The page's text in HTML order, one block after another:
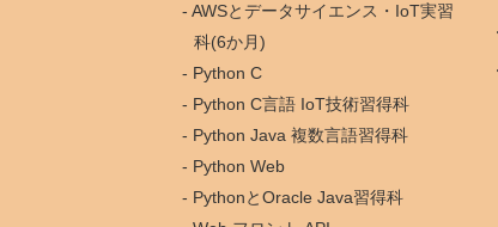
AWSとデータサイエンス・IoT実習
科(6か月)
Python C
Python C言語 IoT技術習得科
Python Java 複数言語習得科
Python Web
PythonとOracle Java習得科